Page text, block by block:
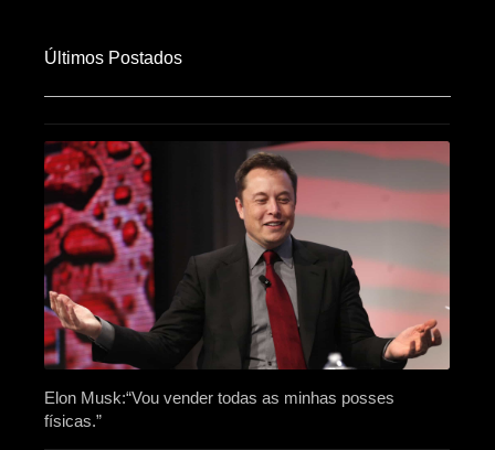
Últimos Postados
Elon Musk:“Vou vender todas as minhas posses
físicas.”